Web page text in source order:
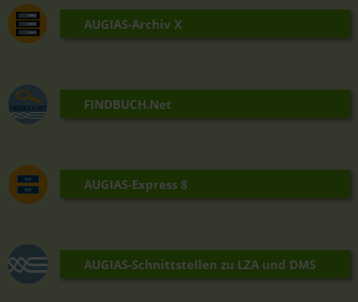
AUGIAS-Archiv X
FINDBUCH.Net
AUGIAS-Express 8
AUGIAS-Schnittstellen zu LZA und DMS